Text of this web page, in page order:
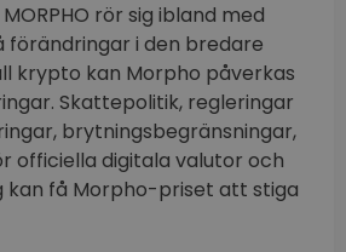
rör sig ibland med
förändringar i den bredare
krypto kan Morpho påverkas
Skattepolitik, regleringar
brytningsbegränsningar,
officiella digitala valutor och
kan få Morpho-priset att stiga